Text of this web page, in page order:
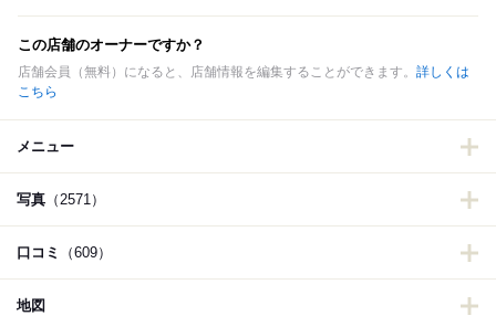
この店舗のオーナーですか？
店舗会員（無料）になると、店舗情報を編集することができます。 詳しくは
こちら
メニュー
写真 （2571）
口コミ （609）
地図